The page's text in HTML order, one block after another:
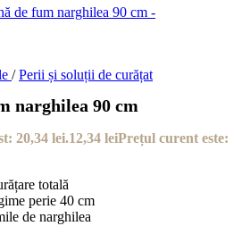
/ Perii și soluții de curățat
narghilea 90 cm
20,34 lei.12,34 leiPrețul curent este:
totală
perie 40 cm
de narghilea